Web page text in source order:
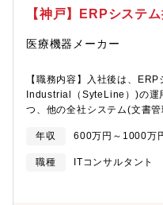
タイム制度導入、えるぼし」
多数あり、選考フローを熟知
前の投資判断に資するリスク
門のPMやシステム部門長と
指導・助言していくバランス
者中心のチーム体制ですが、
す。【募集背景】同社では
おける重要なIT投資プロジェ
複雑性とリスクに対応するた
全社のDX戦略との整合性確
の意思決定支援を担ってお
前にリスクを低減する体制
【神戸】ERPシステ
医療機器メーカー
【職務内容】入社後は、
Industrial（SyteLine）)の運
つ、他の全社システム(文書
テムのリプレイスすることに
ントを担当していただく予
職2名・係長2名・派遣社員2
ト技術の基盤と医療の知見
年収 600万円～1000万
職種
ITコンサルタント